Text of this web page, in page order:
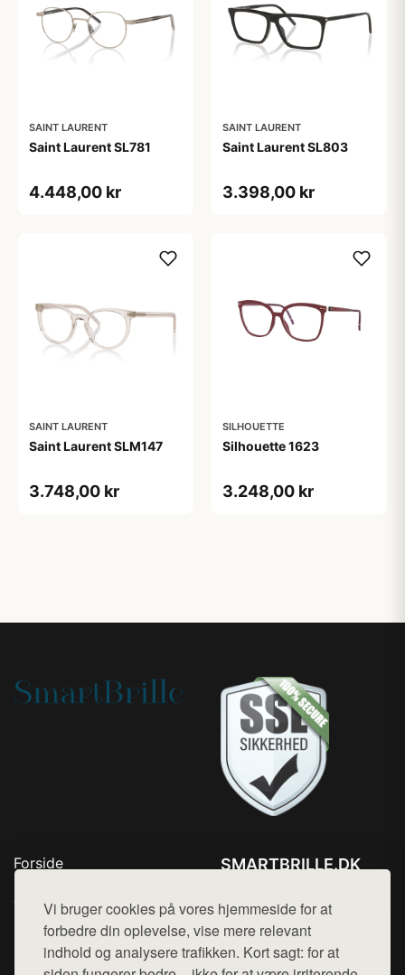
Vi bruger cookies på vores hjemmeside for at
forbedre din oplevelse, vise mere relevant
indhold og analysere trafikken. Kort sagt: for at
SAINT LAURENT
Saint Laurent SL781
4.448,00 kr
SAINT LAURENT
Saint Laurent SL803
3.398,00 kr
SAINT LAURENT
Saint Laurent SLM147
3.748,00 kr
SILHOUETTE
Silhouette 1623
3.248,00 kr
Forside
Top Rabatter
Blog
Kontakt
SMARTBRILLE.DK
Mail: hej@want.dk
Cookie- og privatlivspolitik